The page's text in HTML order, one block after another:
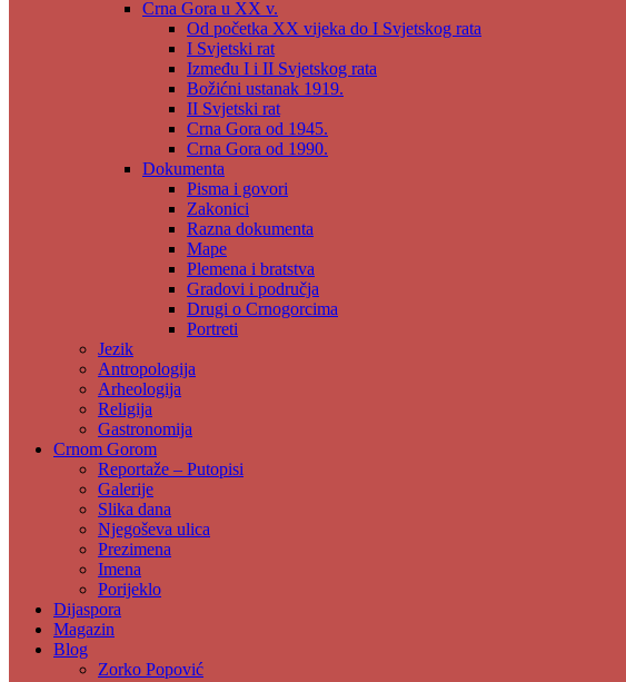
Crna Gora u XX v.
Od početka XX vijeka do I Svjetskog rata
I Svjetski rat
Između I i II Svjetskog rata
Božićni ustanak 1919.
II Svjetski rat
Crna Gora od 1945.
Crna Gora od 1990.
Dokumenta
Pisma i govori
Zakonici
Razna dokumenta
Mape
Plemena i bratstva
Gradovi i područja
Drugi o Crnogorcima
Portreti
Jezik
Antropologija
Arheologija
Religija
Gastronomija
Crnom Gorom
Reportaže – Putopisi
Galerije
Slika dana
Njegoševa ulica
Prezimena
Imena
Porijeklo
Dijaspora
Magazin
Blog
Zorko Popović